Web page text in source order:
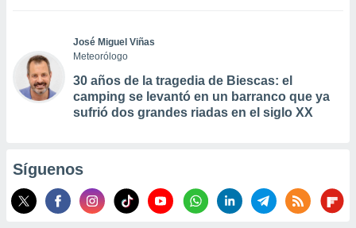
José Miguel Viñas
Meteorólogo
30 años de la tragedia de Biescas: el
camping se levantó en un barranco que ya
sufrió dos grandes riadas en el siglo XX
Síguenos